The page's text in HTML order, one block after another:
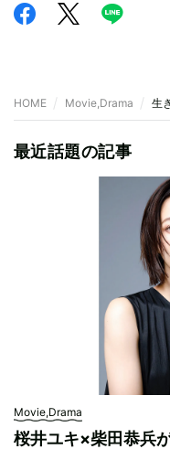
HOME Movie,Drama 生
最近話題の記事
Movie,Drama
桜井ユキ×柴田恭兵